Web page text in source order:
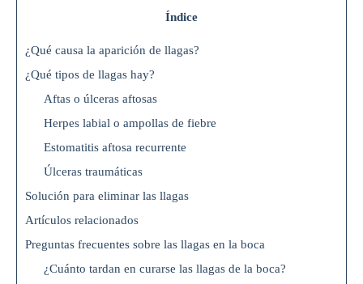
Índice
¿Qué causa la aparición de llagas?
¿Qué tipos de llagas hay?
Aftas o úlceras aftosas
Herpes labial o ampollas de fiebre
Estomatitis aftosa recurrente
Úlceras traumáticas
Solución para eliminar las llagas
Artículos relacionados
Preguntas frecuentes sobre las llagas en la boca
¿Cuánto tardan en curarse las llagas de la boca?